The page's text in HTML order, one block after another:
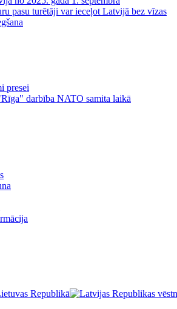
pasu turētāji var ieceļot Latvijā bez vīzas
presei
darbība NATO samita laikā